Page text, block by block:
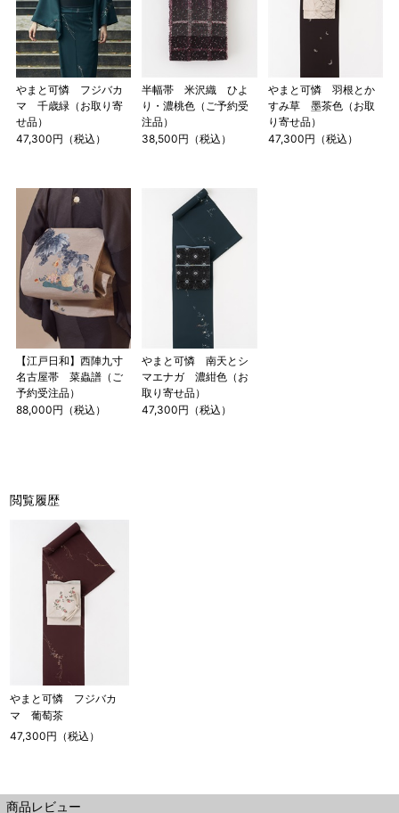
やまと可憐 フジバカ
マ 千歳緑（お取り寄
せ品）
47,300円（税込）
半幅帯 米沢織 ひよ
り・濃桃色（ご予約受
注品）
38,500円（税込）
やまと可憐 羽根とか
すみ草 墨茶色（お取
り寄せ品）
47,300円（税込）
【江戸日和】西陣九寸
名古屋帯 菜蟲譜（ご
予約受注品）
88,000円（税込）
やまと可憐 南天とシ
マエナガ 濃紺色（お
取り寄せ品）
47,300円（税込）
閲覧履歴
やまと可憐 フジバカ
マ 葡萄茶
47,300円（税込）
商品レビュー